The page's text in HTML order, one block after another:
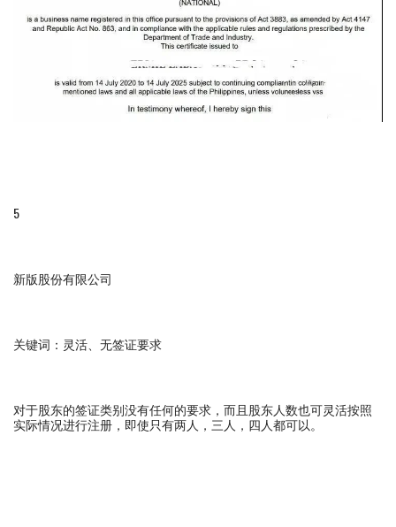
5
新版股份有限公司
关键词：灵活、无签证要求
对于股东的签证类别没有任何的要求，而且股东人数也可灵活按照
实际情况进行注册，即使只有两人，三人，四人都可以。